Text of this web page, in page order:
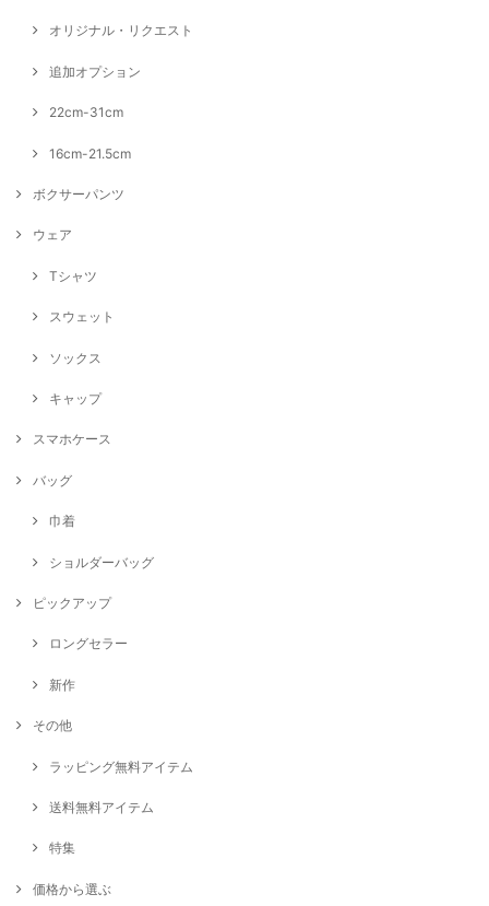
オリジナル・リクエスト
追加オプション
22cm-31cm
16cm-21.5cm
ボクサーパンツ
ウェア
Tシャツ
スウェット
ソックス
キャップ
スマホケース
バッグ
巾着
ショルダーバッグ
ピックアップ
ロングセラー
新作
その他
ラッピング無料アイテム
送料無料アイテム
特集
価格から選ぶ